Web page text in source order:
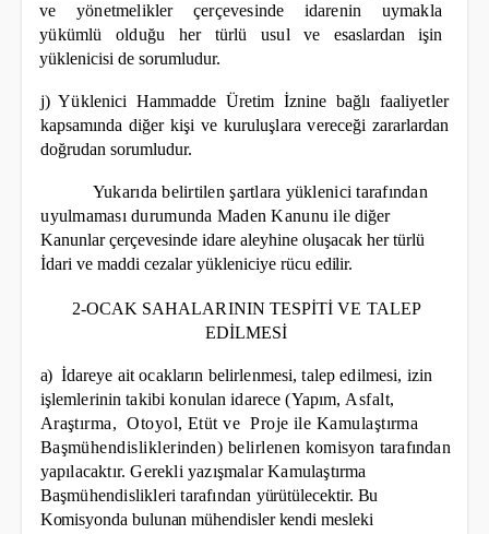
ve yönetmelikler çerçevesinde idarenin uymakla
yükümlü olduğu her türlü usul ve esaslardan işin
yüklenicisi de sorumludur.
j) Yüklenici Hammadde Üretim İznine bağlı faaliyetler
kapsamında diğer kişi ve kuruluşlara vereceği zararlardan
doğrudan sorumludur.
Yukarıda belirtilen şartlara yüklenici tarafından
uyulmaması durumunda Maden Kanunu ilediğer
Kanunlar çerçevesinde idare aleyhine oluşacak her türlü
İdari ve maddi cezalar yükleniciye rücuedilir.
2-OCAK SAHALARININ TESPİTİ VE TALEP
EDİLMESİ
a) İdareye ait ocakların belirlenmesi, talep edilmesi, izin
işlemlerinin takibi konulan idarece (Yapım, Asfalt,
Araştırma,
Otoyol, Etüt ve Proje ile Kamulaştırma
Başmühendisliklerinden) belirlenen komisyon tarafından
yapılacaktır. Gerekli yazışmalar Kamulaştırma
Başmühendislikleri tarafından yürütülecektir. Bu
Komisyonda bulunan mühendisler kendi mesleki